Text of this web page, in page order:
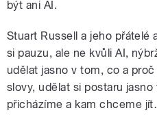
být ani AI.
Stuart Russell a jeho přátelé
si pauzu, ale ne kvůli AI,
udělat jasno v tom, co a
slovy, udělat si postaru
přicházíme a kam chceme